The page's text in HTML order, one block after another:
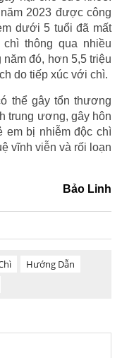
2023 được công
dưới 5 tuổi đã mất
thông qua nhiều
đó, hơn 5,5 triệu
do tiếp xúc với chì.
thể gây tổn thương
trung ương, gây hôn
em bị nhiễm độc chì
vĩnh viễn và rối loạn
Bảo Linh
Hướng Dẫn